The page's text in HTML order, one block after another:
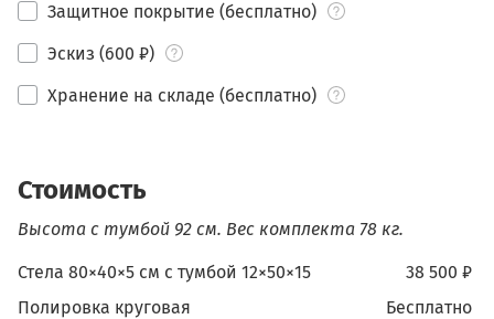
Защитное покрытие (бесплатно)
Эскиз (600 ₽)
Хранение на складе (бесплатно)
Стоимость
Высота с тумбой 92 см. Вес комплекта 78 кг.
38 500 ₽
Стела 80×40×5 см c тумбой 12×50×15
бесплатно
Полировка круговая